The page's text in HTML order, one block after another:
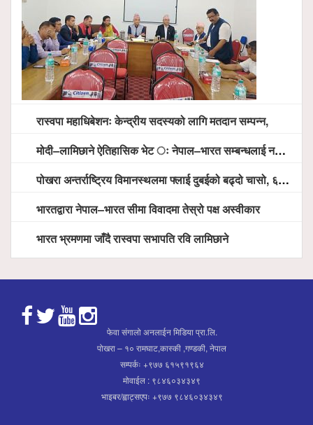
रास्वपा महाधिबेशनः केन्द्रीय सदस्यको लागि मतदान सम्पन्न,
मोदी–लामिछाने ऐतिहासिक भेट ः नेपाल–भारत सम्बन्धलाई नयाँ उचाइमा पु¥याउने साझा प्रतिबद्धता
पोखरा अन्तर्राष्ट्रिय विमानस्थलमा फ्लाई दुबईको बढ्दो चासो, ६ घण्टा लामो प्राविधिक निरीक्षणपछि दैनिक उडानको ढोका खुल्दै
भारतद्वारा नेपाल–भारत सीमा विवादमा तेस्रो पक्ष अस्वीकार
भारत भ्रमणमा जाँदै रास्वपा सभापति रवि लामिछाने
फेवा संगालो अनलाईन मिडिया प्रा.लि.
पोखरा – १० रामघाट,कास्की ,गण्डकी, नेपाल
सम्पर्कः +९७७ ६१५९१९६४
मोवाईल : ९८४६०३४३४९
भाइबर/ह्वाट्सएपः +९७७ ९८४६०३४३४९